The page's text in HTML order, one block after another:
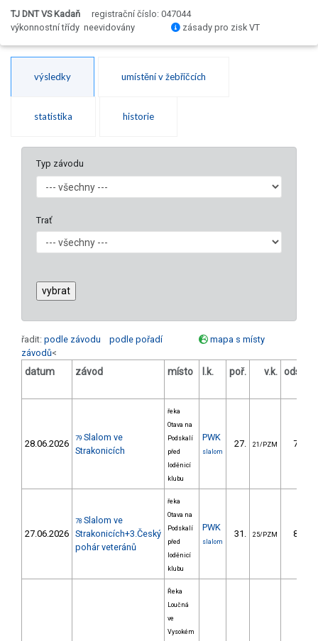
TJ DNT VS Kadaň
registrační číslo: 047044
výkonnostní třídy neevidovány
zásady pro zisk VT
výsledky umístění v žebříčcích
statistika historie
Typ závodu
Trať
řadit: podle závodu podle pořadí
mapa s místy
závodů<
datum závod místo l.k. poř. v.k. odstup
28.06.2026 79 Slalom ve
Strakonicích
řeka
Otava na
Podskalí
před
loděnicí
klubu
PWK
slalom
27. 21/PZM 74.64
27.06.2026
78 Slalom ve
Strakonicích+3.Český
pohár veteránů
řeka
Otava na
Podskalí
před
loděnicí
klubu
PWK
slalom
31. 25/PZM 87.08
Řeka
Loučná
ve
Vysokém